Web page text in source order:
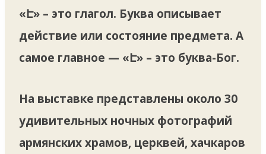
«Է» – это глагол. Буква описывает
действие или состояние предмета. А
самое главное — «Է» – это буква-Бог.
На выставке представлены около 30
удивительных ночных фотографий
армянских храмов, церквей, хачкаров